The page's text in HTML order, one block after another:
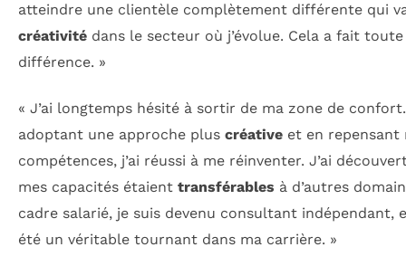
atteindre une clientèle complètement différente qui
créativité dans le secteur où j’évolue. Cela a fait
différence. »
« J’ai longtemps hésité à sortir de ma zone de
adoptant une approche plus créative et en repensant
compétences, j’ai réussi à me réinventer. J’ai
mes capacités étaient transférables à d’autres
cadre salarié, je suis devenu consultant indépendant,
été un véritable tournant dans ma carrière. »